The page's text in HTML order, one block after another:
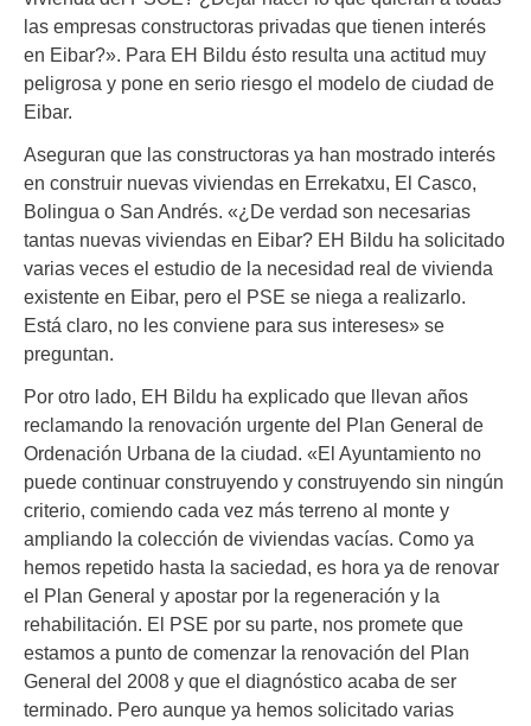
las empresas constructoras privadas que tienen interés
en Eibar?». Para EH Bildu ésto resulta una actitud muy
peligrosa y pone en serio riesgo el modelo de ciudad de
Eibar.
Aseguran que las constructoras ya han mostrado interés
en construir nuevas viviendas en Errekatxu, El Casco,
Bolingua o San Andrés. «¿De verdad son necesarias
tantas nuevas viviendas en Eibar? EH Bildu ha solicitado
varias veces el estudio de la necesidad real de vivienda
existente en Eibar, pero el PSE se niega a realizarlo.
Está claro, no les conviene para sus intereses» se
preguntan.
Por otro lado, EH Bildu ha explicado que llevan años
reclamando la renovación urgente del Plan General de
Ordenación Urbana de la ciudad. «El Ayuntamiento no
puede continuar construyendo y construyendo sin ningún
criterio, comiendo cada vez más terreno al monte y
ampliando la colección de viviendas vacías. Como ya
hemos repetido hasta la saciedad, es hora ya de renovar
el Plan General y apostar por la regeneración y la
rehabilitación. El PSE por su parte, nos promete que
estamos a punto de comenzar la renovación del Plan
General del 2008 y que el diagnóstico acaba de ser
terminado. Pero aunque ya hemos solicitado varias